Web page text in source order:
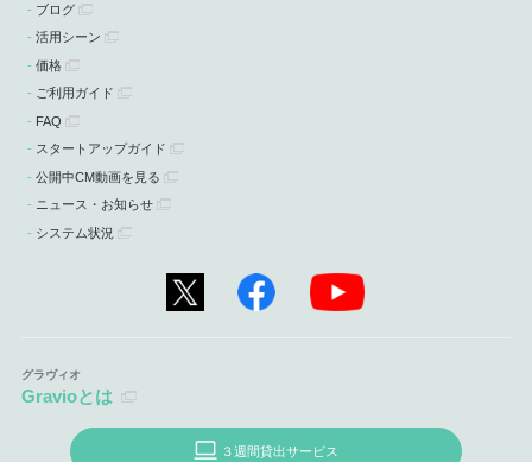
ブログ
活用シーン
価格
ご利用ガイド
FAQ
スタートアップガイド
公開中CM動画を見る
ニュース・お知らせ
システム状況
Gravioとは
３週間貸出サービス